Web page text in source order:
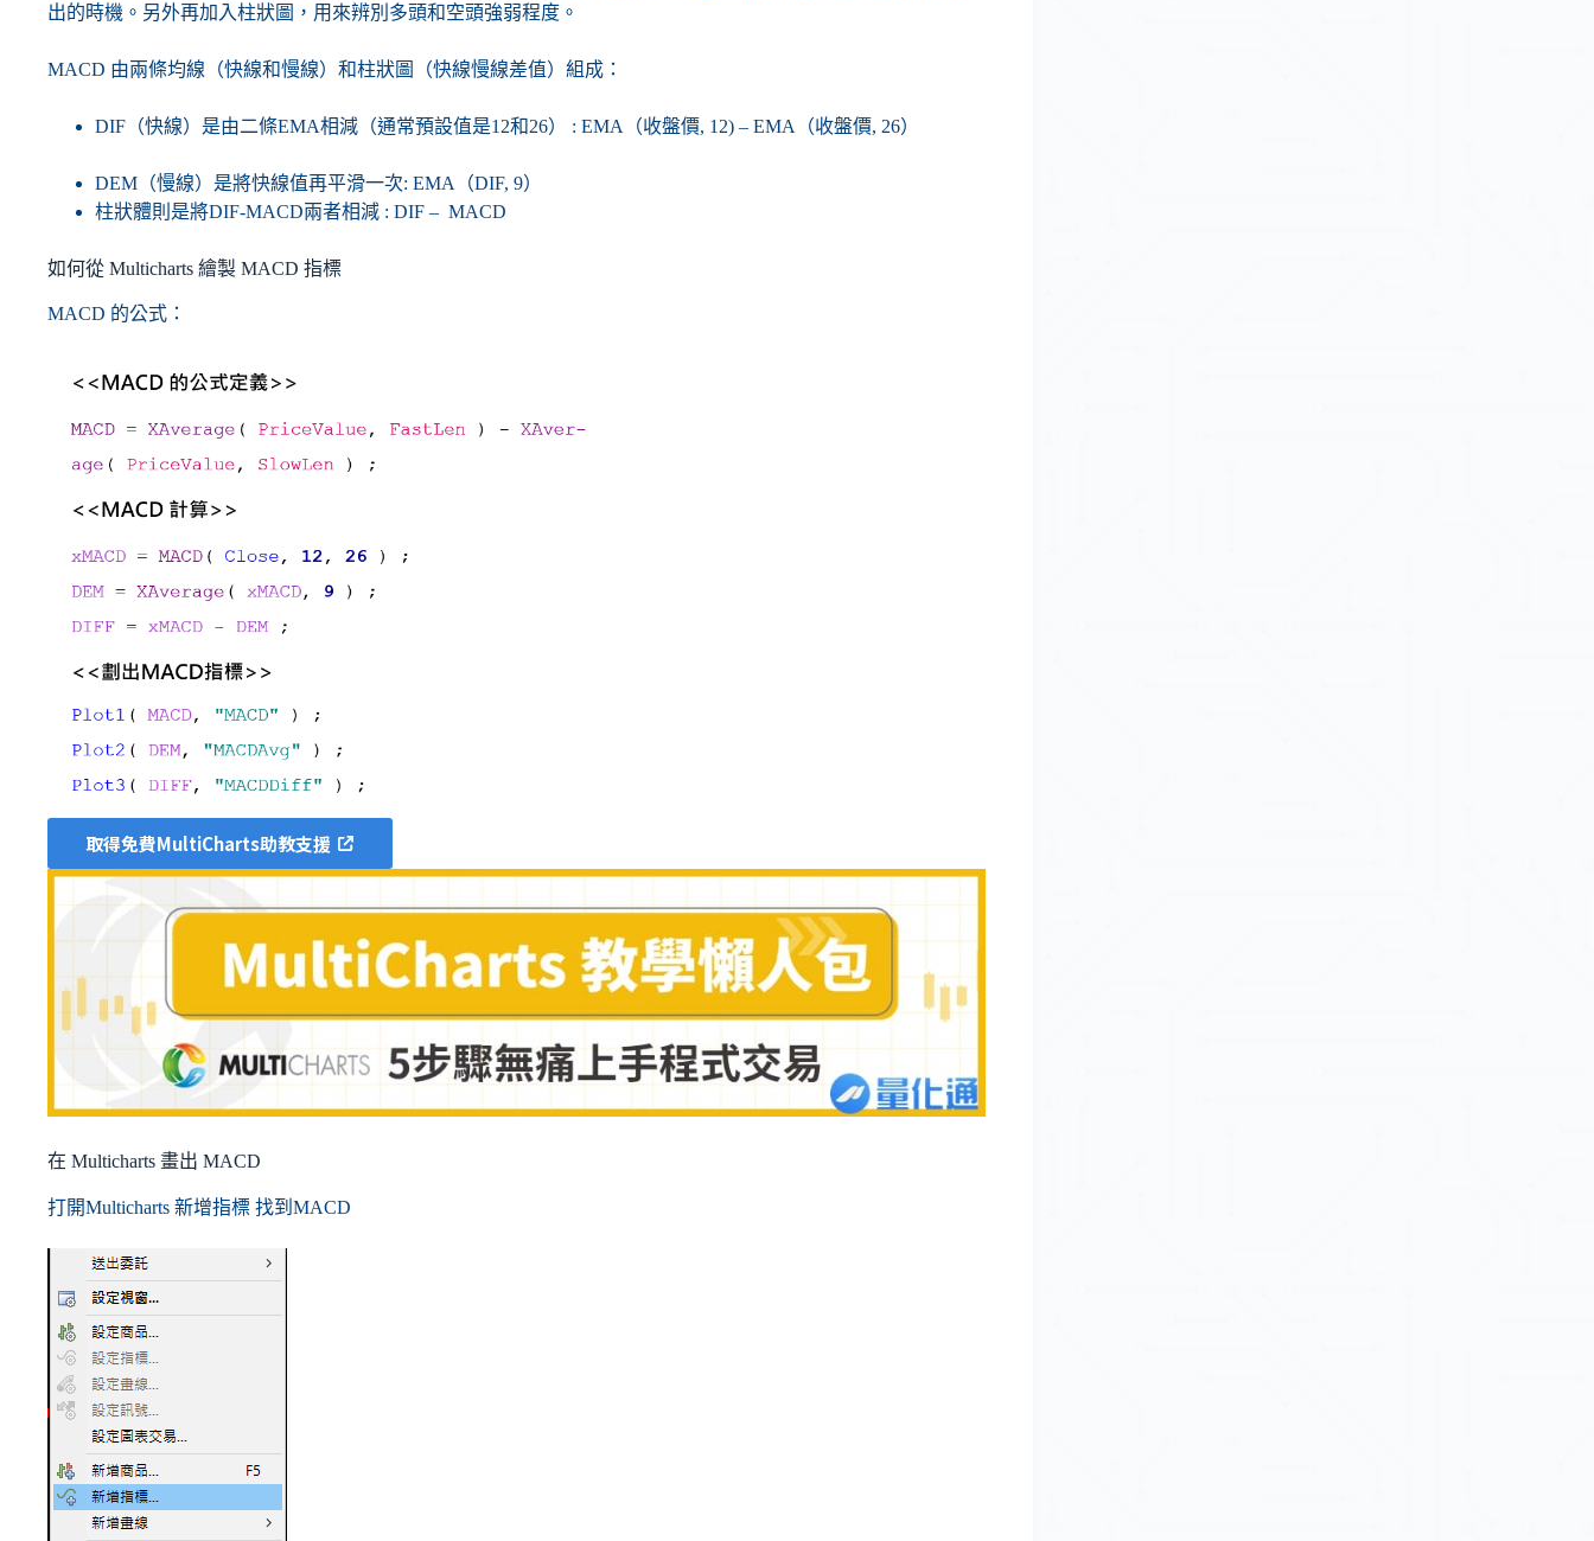
出的時機。另外再加入柱狀圖，用來辨別多頭和空頭強弱程度。
MACD 由兩條均線（快線和慢線）和柱狀圖（快線慢線差值）組成：
DIF（快線）是由二條EMA相減（通常預設值是12和26） : EMA（收盤價, 12) – EMA（收盤價, 26）
DEM（慢線）是將快線值再平滑一次: EMA（DIF, 9）
柱狀體則是將DIF-MACD兩者相減 : DIF – MACD
如何從 Multicharts 繪製 MACD 指標
MACD 的公式：
取得免費MultiCharts助教支援
在 Multicharts 畫出 MACD
打開Multicharts 新增指標 找到MACD